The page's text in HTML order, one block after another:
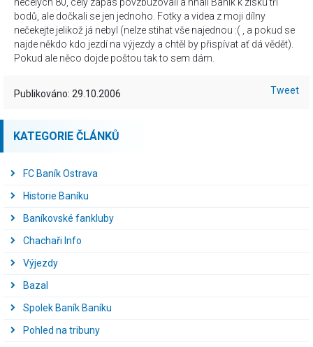
bodů, ale dočkali se jen jednoho. Fotky a videa z moji dílny
nečekejte jelikož já nebyl (nelze stihat vše najednou :( , a pokud se
najde někdo kdo jezdí na výjezdy a chtěl by přispívat ať dá vědět).
Pokud ale něco dojde poštou tak to sem dám.
Publikováno: 29.10.2006 Tweet
KATEGORIE ČLÁNKŮ
FC Baník Ostrava
Historie Baníku
Baníkovské fankluby
Chachaři Info
Výjezdy
Bazal
Spolek Baník Baníku
Pohled na tribuny